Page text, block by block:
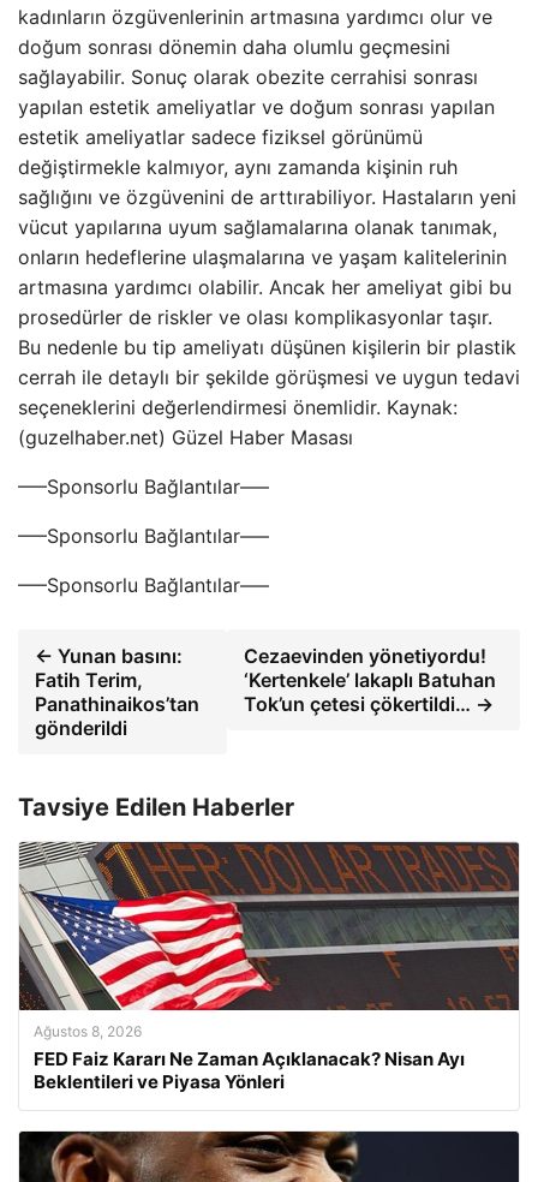
kadınların özgüvenlerinin artmasına yardımcı olur ve
doğum sonrası dönemin daha olumlu geçmesini
sağlayabilir. Sonuç olarak obezite cerrahisi sonrası
yapılan estetik ameliyatlar ve doğum sonrası yapılan
estetik ameliyatlar sadece fiziksel görünümü
değiştirmekle kalmıyor, aynı zamanda kişinin ruh
sağlığını ve özgüvenini de arttırabiliyor. Hastaların yeni
vücut yapılarına uyum sağlamalarına olanak tanımak,
onların hedeflerine ulaşmalarına ve yaşam kalitelerinin
artmasına yardımcı olabilir. Ancak her ameliyat gibi bu
prosedürler de riskler ve olası komplikasyonlar taşır.
Bu nedenle bu tip ameliyatı düşünen kişilerin bir plastik
cerrah ile detaylı bir şekilde görüşmesi ve uygun tedavi
seçeneklerini değerlendirmesi önemlidir. Kaynak:
(guzelhaber.net) Güzel Haber Masası
—–Sponsorlu Bağlantılar—–
—–Sponsorlu Bağlantılar—–
—–Sponsorlu Bağlantılar—–
← Yunan basını:
Fatih Terim,
Panathinaikos’tan
gönderildi
Cezaevinden yönetiyordu!
‘Kertenkele’ lakaplı Batuhan
Tok’un çetesi çökertildi… →
Tavsiye Edilen Haberler
Ağustos 8, 2026
FED Faiz Kararı Ne Zaman Açıklanacak? Nisan Ayı
Beklentileri ve Piyasa Yönleri